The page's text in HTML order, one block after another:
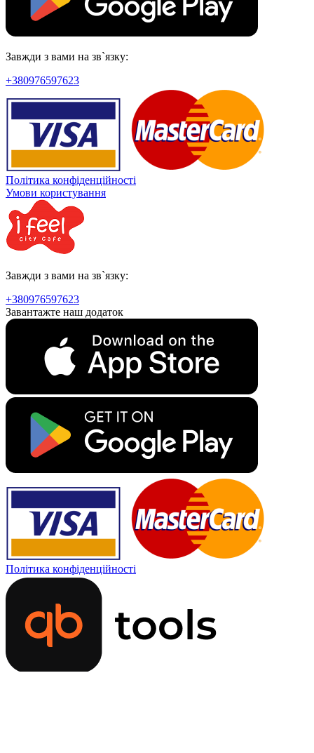
Завжди з вами на зв`язку:
+380976597623
Політика конфіденційності
Умови користування
Завжди з вами на зв`язку:
+380976597623
Завантажте наш додаток
Політика конфіденційності